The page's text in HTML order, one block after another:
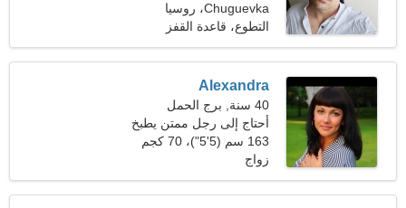
Chuguevka، روسيا
التطوع، قاعدة القفز
Alexandra
40 سنة, برج الحمل
أحتاج إلى رجل ممتن يطبخ
معًا
163 سم (5'5")، 70 كجم
(154 رطلا)زواج